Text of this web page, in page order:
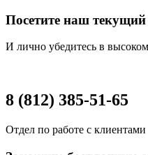
Посетите наш текущий
И лично убедитесь в
8 (812) 385-51-65
Отдел по работе с клиентами